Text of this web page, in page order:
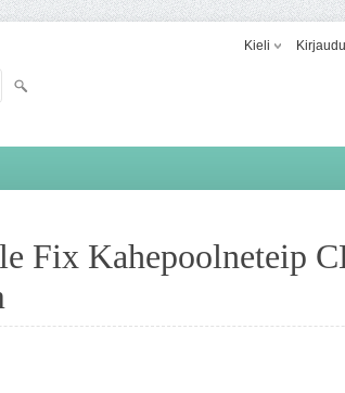
Kieli Kirjaudu
Fix Kahepoolneteip